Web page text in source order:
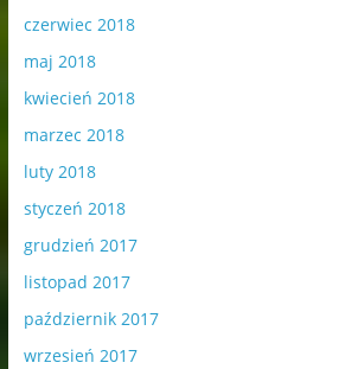
czerwiec 2018
maj 2018
kwiecień 2018
marzec 2018
luty 2018
styczeń 2018
grudzień 2017
listopad 2017
październik 2017
wrzesień 2017